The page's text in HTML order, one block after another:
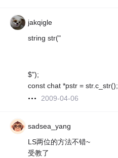
jakqigle
string str("
$");
const chat *pstr = str.c_str();
2009-04-06
sadsea_yang
LS两位的方法不错~
受教了